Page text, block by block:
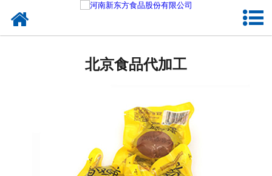
北京熟食品
北京调味品
北京鸡蛋壳粉
北京食品代加工